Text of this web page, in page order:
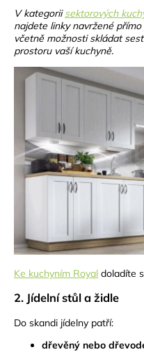
V kategoriisektorových
najdete linky navržené
včetně možnosti skládat
prostoru vaší kuchyně.
Ke kuchyním Royal doladíte
2. Jídelní stůl a židle
Do skandi jídelny patří:
dřevěný nebo